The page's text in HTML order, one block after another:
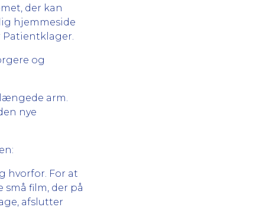
der kan
hjemmeside
Patientklager.
og
arm.
nye
hvorfor. For at
film, der på
afslutter